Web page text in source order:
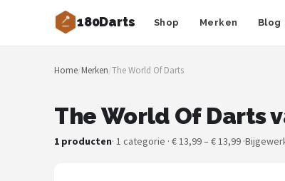
180Darts Shop Merken Blog
Zoeken
NAVIGATIE
Merken
Home/Merken/The World Of Darts
The World Of Darts
1 producten· 1 categorie · € 13,99 – € 13,99 ·